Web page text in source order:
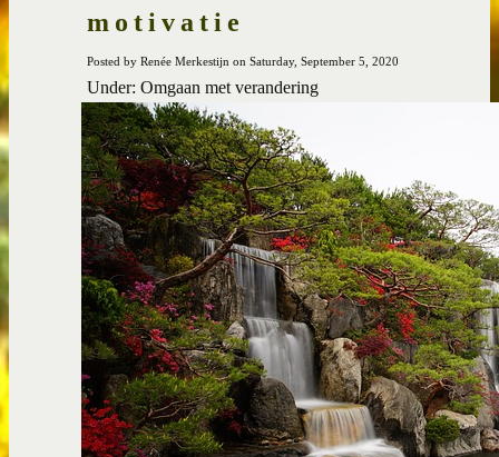
motivatie
Posted by Renée Merkestijn on Saturday, September 5, 2020
Under: Omgaan met verandering